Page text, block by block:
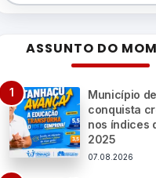
ASSUNTO DO
Município
conquista
nos índices
2025
07.08.2026